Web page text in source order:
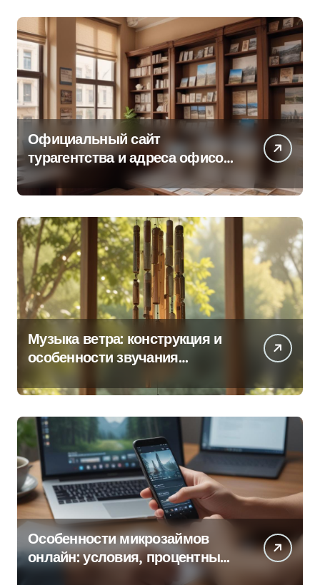
Официальный сайт
турагентства и адреса офисов
продаж по регионам
Музыка ветра: конструкция и
особенности звучания
Особенности микрозаймов
онлайн: условия, процентные
ставки и порядок оформления